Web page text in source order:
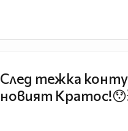
След тежка
новият